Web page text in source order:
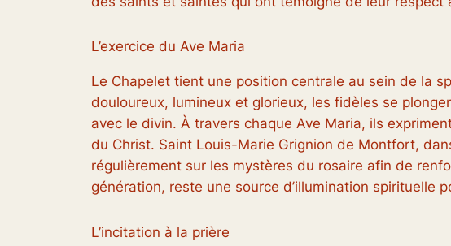
L’exercice du Ave Maria
Le Chapelet tient une position centrale au sein de la
douloureux, lumineux et glorieux, les fidèles se
avec le divin. À travers chaque Ave Maria, ils
du Christ. Saint Louis-Marie Grignion de Montfort,
régulièrement sur les mystères du rosaire afin de
génération, reste une source d’illumination spirituelle
L’incitation à la prière